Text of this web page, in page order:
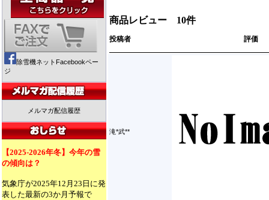
除雪機ネットFacebookペー
ジ
メルマガ配信履歴
【2025-2026年冬】今年の雪
の傾向は？
気象庁が2025年12月23日に発
表した最新の3か月予報で
商品レビュー 10件
投稿者 評価
滝*武**